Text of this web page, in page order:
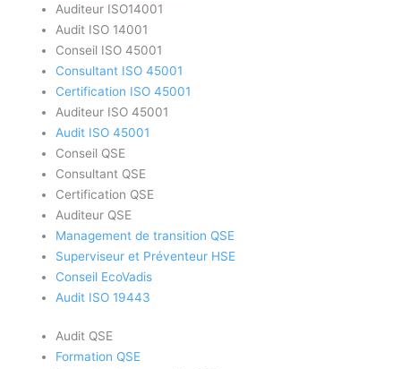
Auditeur ISO14001
Audit ISO 14001
Conseil ISO 45001
Consultant ISO 45001
Certification ISO 45001
Auditeur ISO 45001
Audit ISO 45001
Conseil QSE
Consultant QSE
Certification QSE
Auditeur QSE
Management de transition QSE
Superviseur et Préventeur HSE
Conseil EcoVadis
Audit ISO 19443
Audit QSE
Formation QSE